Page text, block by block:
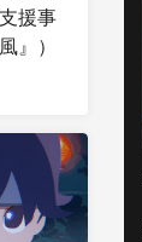
援事
』）